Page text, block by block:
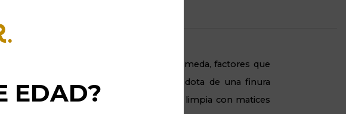
EDAD?
y brisa atlántica de Sanlúcar de Barrameda, factores que
Este proceso de crianza biológica la dota de una finura
de pan fresca se combinan de manera limpia con matices